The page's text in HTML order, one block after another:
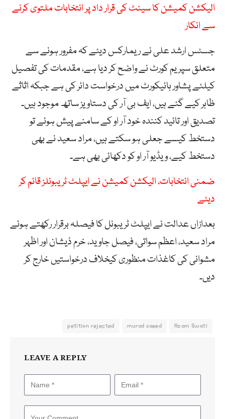
الیکشن کمیشن کا سینٹ کی قرار داد پر انتخابات ملتوی کرنے
سے انکار
جسٹس ارشد علی نے ریمارکس دیئے کہ مفرور ہونے سے
متعلق سپریم کورٹ نے واضح کر دیا ہے، مقدمات کی تفصیل
کیلئے پشاور ہائیکورٹ میں درخواست دائر کی ہے جبکہ اثاثے
ظاہر کیے گئے ہیں، ایف بی آر کی دستاویز ساتھ موجود ہیں۔
تصدیق اور تائید کنندہ خود آر او کے سامنے پیش ہوئے تو
دستخط کیسے جعلی ہو سکتے ہیں، مراد سعید نے بھی
دستخط کیے، ویڈیو آر او کو دکھائی بھی ہے۔
ضمنی انتخابات، الیکشن کمیشن نے ایپلٹ ٹریبونلز قائم کر
دیئے
بعدازاں عدالت نے ایپلٹ ٹریبونل کا فیصلہ برقرار رکھتے ہوئے
مراد سعید، اعظم سواتی، فیصل جاوید، خرم ذیشان اور اظہر
مشوانی کی کاغذات منظوری کیخلاف درخواستیں خارج کر
دیں۔
Azam Swati
murad saeed
petition rejected
LEAVE A REPLY